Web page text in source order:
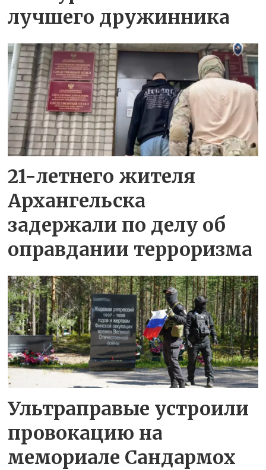
лучшего дружинника
21-летнего жителя
Архангельска
задержали по делу об
оправдании терроризма
Ультраправые устроили
провокацию на
мемориале Сандармох